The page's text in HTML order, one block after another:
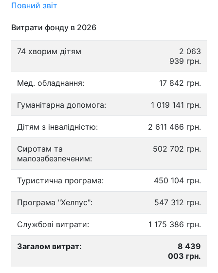
Повний звіт
Витрати фонду в 2026
74 хворим дітям
2 063
939 грн.
Мед. обладнання: 17 842 грн.
Гуманітарна допомога: 1 019 141 грн.
Дітям з інвалідністю: 2 611 466 грн.
Сиротам та
малозабезпеченим:
502 702 грн.
Туристична програма: 450 104 грн.
Програма "Хелпус": 547 312 грн.
Службові витрати: 1 175 386 грн.
Загалом витрат:
8 439
003 грн.